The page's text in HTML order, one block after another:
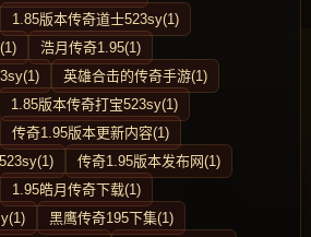
1.85版本传奇道士523sy(1)
浩月传奇1.95(1)
英雄合击的传奇手游(1)
1.85版本传奇打宝523sy(1)
传奇1.95版本更新内容(1)
传奇1.95版本发布网(1)
1.95皓月传奇下载(1)
黑鹰传奇195下集(1)